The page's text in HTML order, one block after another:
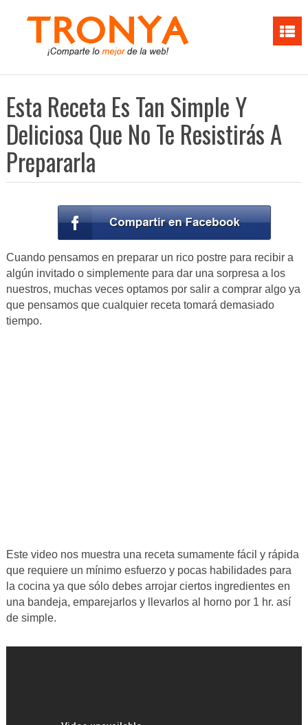
Esta Receta Es Tan Simple Y
Deliciosa Que No Te Resistirás A
Prepararla
Cuando pensamos en preparar un rico postre para recibir a
algún invitado o simplemente para dar una sorpresa a los
nuestros, muchas veces optamos por salir a comprar algo ya
que pensamos que cualquier receta tomará demasiado
tiempo.
Este video nos muestra una receta sumamente fácil y rápida
que requiere un mínimo esfuerzo y pocas habilidades para
la cocina ya que sólo debes arrojar ciertos ingredientes en
una bandeja, emparejarlos y llevarlos al horno por 1 hr. así
de simple.